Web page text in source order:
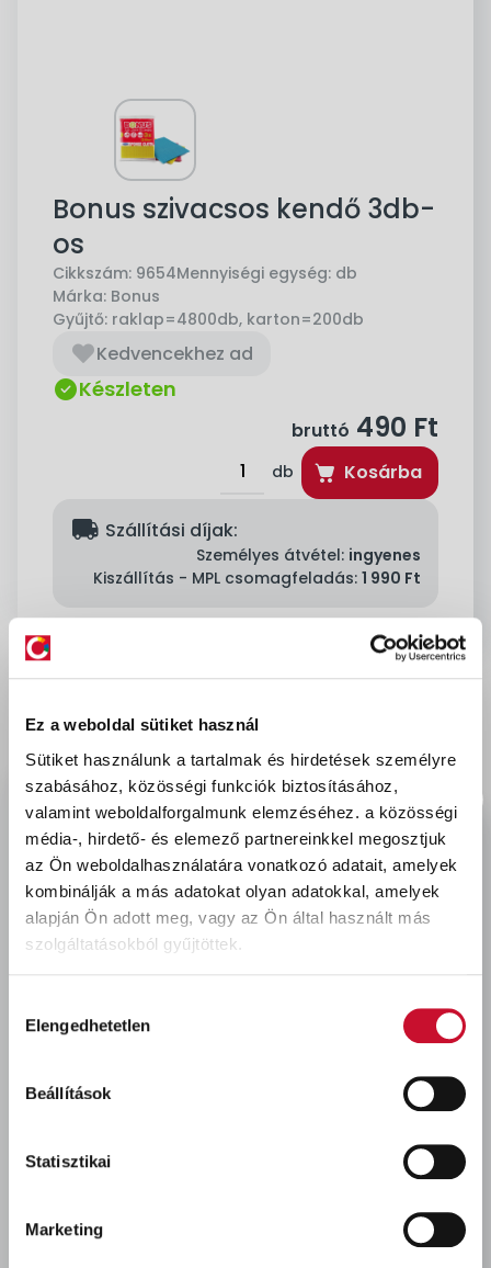
Ez a weboldal sütiket használ
Sütiket használunk a tartalmak és hirdetések személyre
szabásához, közösségi funkciók biztosításához,
valamint weboldalforgalmunk elemzéséhez. a közösségi
média-, hirdető- és elemező partnereinkkel megosztjuk
az Ön weboldalhasználatára vonatkozó adatait, amelyek
kombinálják a más adatokat olyan adatokkal, amelyek
alapján Ön adott meg, vagy az Ön által használt más
szolgáltatásokból gyűjtöttek.
kiválasztása
Elengedhetetlen
Beállítások
Statisztikai
Marketing
Bonus szivacsos kendő 3db-
os
Cikkszám: 9654Mennyiségi egység: db
Márka: Bonus
Gyűjtő: raklap=4800db, karton=200db
Kedvencekhez ad
Készleten
bruttó 490 Ft
db Kosárba
delivery Szállítási díjak:
Személyes átvétel: ingyenes
Kiszállítás - MPL csomagfeladás: 1 990 Ft
Puha, kellemes tapintású és sokoldalú. A
szivacskendő mindannyiunk kedvence, hiszen
használata annyira praktikus és egyszerű. Óriási
nedvszívó képességével azonnal felszívja a
kiömlött folyadékokat, tisztítószerekkel
kombinálva pedig akár nagyobb takarítási
feladatokhoz vagy mosogatáshoz is